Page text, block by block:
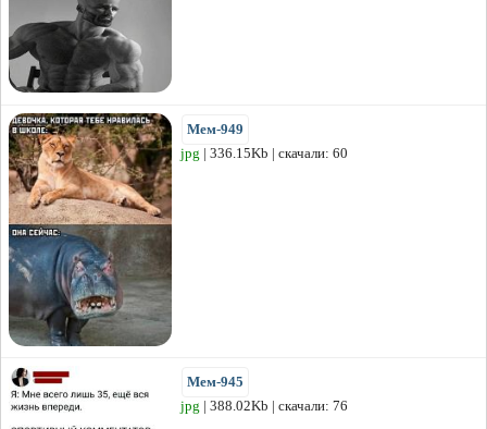
Мем-949
jpg | 336.15Kb | скачали: 60
Мем-945
jpg | 388.02Kb | скачали: 76